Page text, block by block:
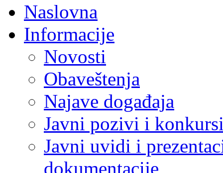
Naslovna
Informacije
Novosti
Obaveštenja
Najave događaja
Javni pozivi i
Javni uvidi i
dokumentacije